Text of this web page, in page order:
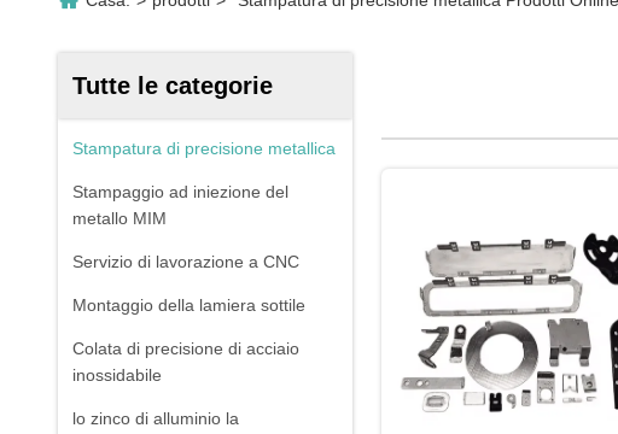
Tutte le categorie
Stampatura di precisione metallica
Stampaggio ad iniezione del
metallo MIM
Servizio di lavorazione a CNC
Montaggio della lamiera sottile
Colata di precisione di acciaio
inossidabile
lo zinco di alluminio la